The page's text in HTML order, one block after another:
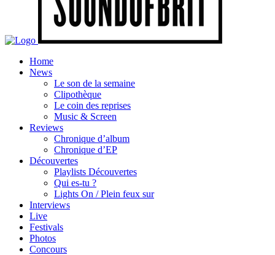
Home
News
Le son de la semaine
Clipothèque
Le coin des reprises
Music & Screen
Reviews
Chronique d’album
Chronique d’EP
Découvertes
Playlists Découvertes
Qui es-tu ?
Lights On / Plein feux sur
Interviews
Live
Festivals
Photos
Concours